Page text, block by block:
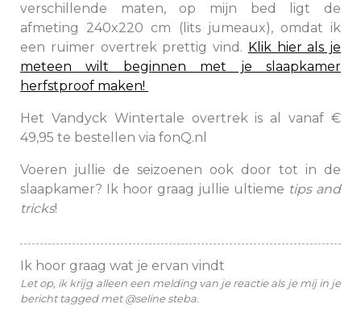
verschillende maten, op mijn bed ligt de
afmeting 240x220 cm (lits jumeaux), omdat ik
een ruimer overtrek prettig vind. Klik hier als je
meteen wilt beginnen met je slaapkamer
herfstproof maken!
Het Vandyck Wintertale overtrek is al vanaf €
49,95 te bestellen via fonQ.nl
Voeren jullie de seizoenen ook door tot in de
slaapkamer? Ik hoor graag jullie ultieme tips and
tricks!
Ik hoor graag wat je ervan vindt
Let op, ik krijg alleen een melding van je reactie als je mij in je
bericht tagged met @seline steba.